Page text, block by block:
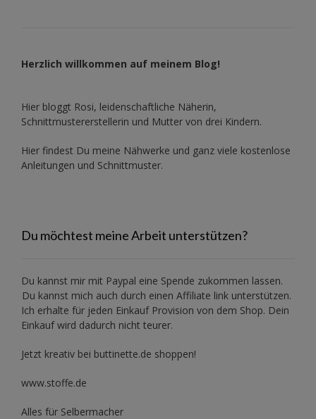
Herzlich willkommen auf meinem Blog!
Hier bloggt Rosi, leidenschaftliche Näherin,
Schnittmustererstellerin und Mutter von drei Kindern.
Hier findest Du meine Nähwerke und ganz viele kostenlose
Anleitungen und Schnittmuster.
Du möchtest meine Arbeit unterstützen?
Du kannst mir mit Paypal eine Spende zukommen lassen.
Du kannst mich auch durch einen Affiliate link unterstützen.
Ich erhalte für jeden Einkauf Provision von dem Shop. Dein
Einkauf wird dadurch nicht teurer.
Jetzt kreativ bei buttinette.de shoppen!
www.stoffe.de
Alles für Selbermacher